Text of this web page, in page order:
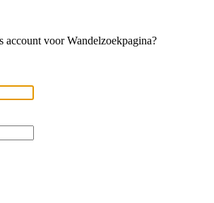
account voor Wandelzoekpagina?